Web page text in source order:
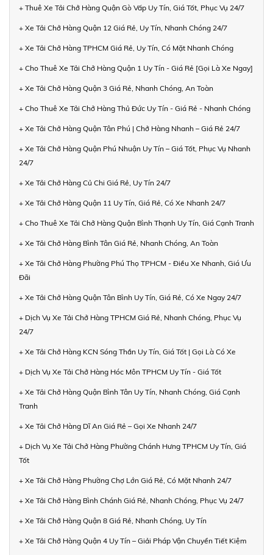
+ Thuê Xe Tải Chở Hàng Quận Gò Vấp Uy Tín, Giá Tốt, Phục Vụ 24/7
+ Xe Tải Chở Hàng Quận 12 Giá Rẻ, Uy Tín, Nhanh Chóng 24/7
+ Xe Tải Chở Hàng TPHCM Giá Rẻ, Uy Tín, Có Mặt Nhanh Chóng
+ Cho Thuê Xe Tải Chở Hàng Quận 1 Uy Tín - Giá Rẻ [Gọi Là Xe Ngay]
+ Xe Tải Chở Hàng Quận 3 Giá Rẻ, Nhanh Chóng, An Toàn
+ Cho Thuê Xe Tải Chở Hàng Thủ Đức Uy Tín - Giá Rẻ - Nhanh Chóng
+ Xe Tải Chở Hàng Quận Tân Phú | Chở Hàng Nhanh – Giá Rẻ 24/7
+ Xe Tải Chở Hàng Quận Phú Nhuận Uy Tín – Giá Tốt, Phục Vụ Nhanh
24/7
+ Xe Tải Chở Hàng Củ Chi Giá Rẻ, Uy Tín 24/7
+ Xe Tải Chở Hàng Quận 11 Uy Tín, Giá Rẻ, Có Xe Nhanh 24/7
+ Cho Thuê Xe Tải Chở Hàng Quận Bình Thạnh Uy Tín, Giá Cạnh Tranh
+ Xe Tải Chở Hàng Bình Tân Giá Rẻ, Nhanh Chóng, An Toàn
+ Xe Tải Chở Hàng Phường Phú Thọ TPHCM - Điều Xe Nhanh, Giá Ưu
Đãi
+ Xe Tải Chở Hàng Quận Tân Bình Uy Tín, Giá Rẻ, Có Xe Ngay 24/7
+ Dịch Vụ Xe Tải Chở Hàng TPHCM Giá Rẻ, Nhanh Chóng, Phục Vụ
24/7
+ Xe Tải Chở Hàng KCN Sóng Thần Uy Tín, Giá Tốt | Gọi Là Có Xe
+ Dịch Vụ Xe Tải Chở Hàng Hóc Môn TPHCM Uy Tín - Giá Tốt
+ Xe Tải Chở Hàng Quận Bình Tân Uy Tín, Nhanh Chóng, Giá Cạnh
Tranh
+ Xe Tải Chở Hàng Dĩ An Giá Rẻ – Gọi Xe Nhanh 24/7
+ Dịch Vụ Xe Tải Chở Hàng Phường Chánh Hưng TPHCM Uy Tín, Giá
Tốt
+ Xe Tải Chở Hàng Phường Chợ Lớn Giá Rẻ, Có Mặt Nhanh 24/7
+ Xe Tải Chở Hàng Bình Chánh Giá Rẻ, Nhanh Chóng, Phục Vụ 24/7
+ Xe Tải Chở Hàng Quận 8 Giá Rẻ, Nhanh Chóng, Uy Tín
+ Xe Tải Chở Hàng Quận 4 Uy Tín – Giải Pháp Vận Chuyển Tiết Kiệm